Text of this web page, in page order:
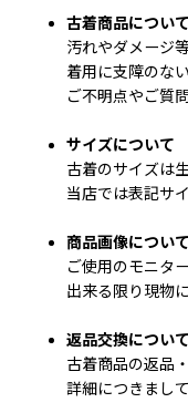
古着商品について
汚れやダメージ
着用に支障のな
ご不明点やご質
サイズについて
古着のサイズは
当店では表記サ
商品画像について
ご使用のモニタ
出来る限り現物
返品交換について
古着商品の返品
詳細につきまし